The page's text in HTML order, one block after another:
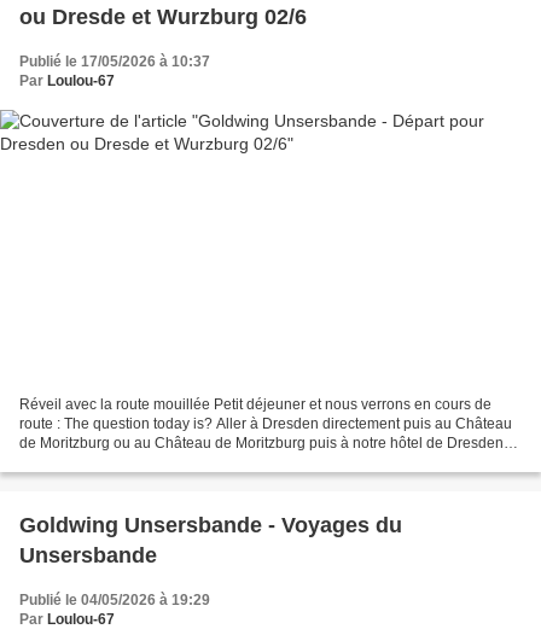
ou Dresde et Wurzburg 02/6
Publié le 17/05/2026 à 10:37
Par Loulou-67
Réveil avec la route mouillée Petit déjeuner et nous verrons en cours de
route : The question today is? Aller à Dresden directement puis au Château
de Moritzburg ou au Château de Moritzburg puis à notre hôtel de Dresden
Goldwing Unsersbande - Voyages du
Unsersbande
Publié le 04/05/2026 à 19:29
Par Loulou-67